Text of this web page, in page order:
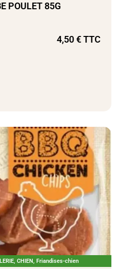
POULET 85G
4,50€TTC
, CHIEN, Friandises-chien